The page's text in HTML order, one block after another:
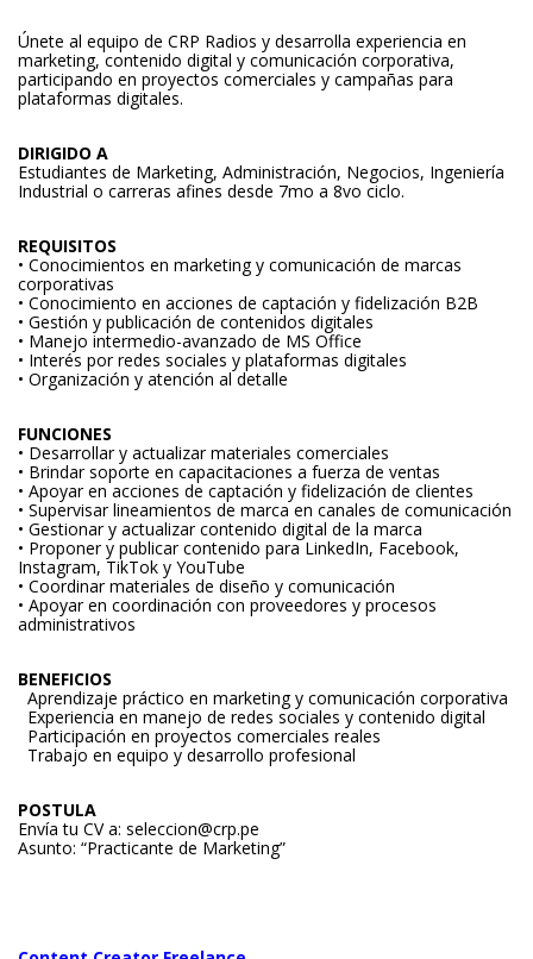
Únete al equipo de CRP Radios y desarrolla experiencia en
marketing, contenido digital y comunicación corporativa,
participando en proyectos comerciales y campañas para
plataformas digitales.
DIRIGIDO A
Estudiantes de Marketing, Administración, Negocios, Ingeniería
Industrial o carreras afines desde 7mo a 8vo ciclo.
REQUISITOS
• Conocimientos en marketing y comunicación de marcas
corporativas
• Conocimiento en acciones de captación y fidelización B2B
• Gestión y publicación de contenidos digitales
• Manejo intermedio-avanzado de MS Office
• Interés por redes sociales y plataformas digitales
• Organización y atención al detalle
FUNCIONES
• Desarrollar y actualizar materiales comerciales
• Brindar soporte en capacitaciones a fuerza de ventas
• Apoyar en acciones de captación y fidelización de clientes
• Supervisar lineamientos de marca en canales de comunicación
• Gestionar y actualizar contenido digital de la marca
• Proponer y publicar contenido para LinkedIn, Facebook,
Instagram, TikTok y YouTube
• Coordinar materiales de diseño y comunicación
• Apoyar en coordinación con proveedores y procesos
administrativos
BENEFICIOS
Aprendizaje práctico en marketing y comunicación corporativa
Experiencia en manejo de redes sociales y contenido digital
Participación en proyectos comerciales reales
Trabajo en equipo y desarrollo profesional
POSTULA
Envía tu CV a: seleccion@crp.pe
Asunto: “Practicante de Marketing”